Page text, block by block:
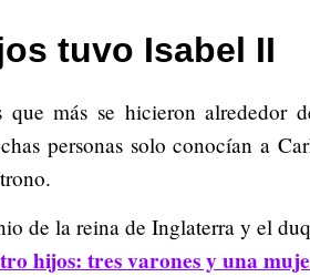
tuvo Isabel II
que más se hicieron alrededor
personas solo conocían a
de la reina de Inglaterra y el
hijos: tres varones y una